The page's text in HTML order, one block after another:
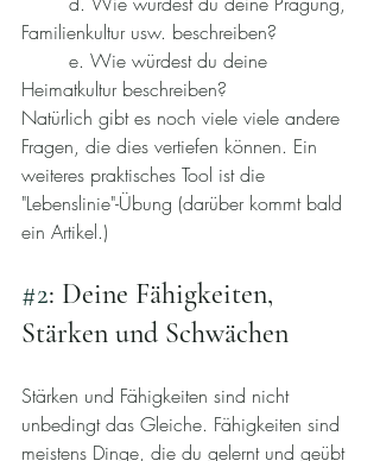
Familienkultur usw. beschreiben?
Heimatkultur beschreiben?
Natürlich gibt es noch viele viele andere
Fragen, die dies vertiefen können. Ein
weiteres praktisches Tool ist die
"Lebenslinie"-Übung (darüber kommt bald
ein Artikel.)
#2: Deine Fähigkeiten,
Stärken und Schwächen
Stärken und Fähigkeiten sind nicht
unbedingt das Gleiche. Fähigkeiten sind
meistens Dinge, die du gelernt und geübt